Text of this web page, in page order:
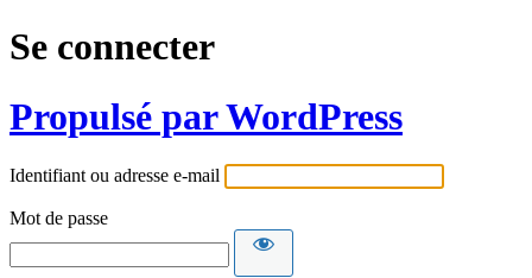
Se connecter
Propulsé par WordPress
Identifiant ou adresse e-mail
Mot de passe